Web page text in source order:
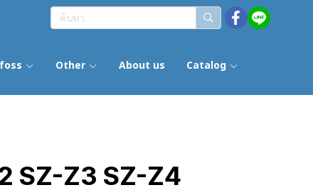
Other About us Catalog
SZ-Z3 SZ-Z4